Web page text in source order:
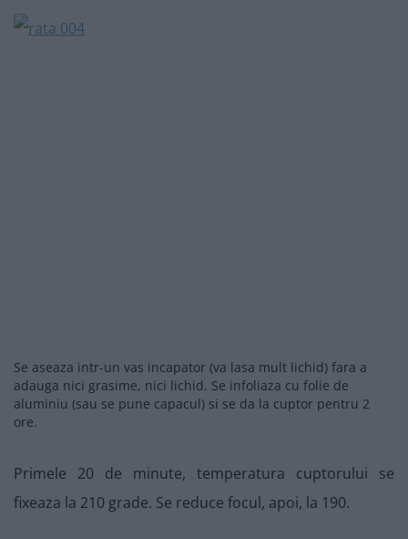
Se aseaza intr-un vas incapator (va lasa mult lichid) fara a
adauga nici grasime, nici lichid. Se infoliaza cu folie de
aluminiu (sau se pune capacul) si se da la cuptor pentru 2
ore.
Primele 20 de minute, temperatura cuptorului se
fixeaza la 210 grade. Se reduce focul, apoi, la 190.